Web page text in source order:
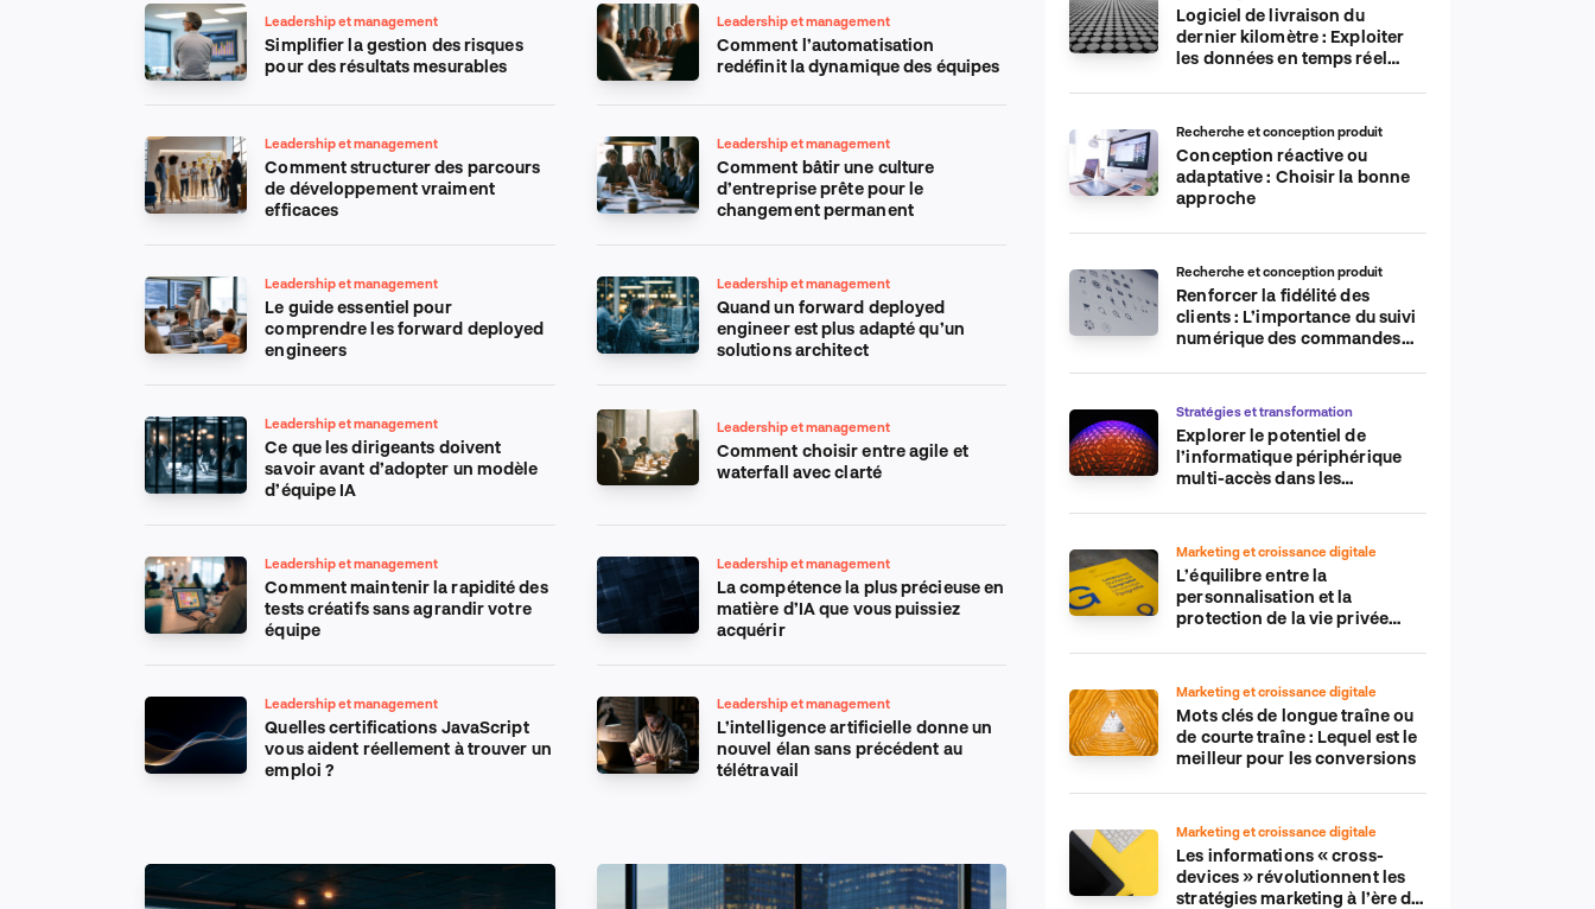
Leadership et management
Simplifier la gestion des risques
pour des résultats mesurables
Leadership et management
Comment l’automatisation
redéfinit la dynamique des équipes
Leadership et management
Comment structurer des parcours
de développement vraiment
efficaces
Leadership et management
Comment bâtir une culture
d’entreprise prête pour le
changement permanent
Leadership et management
Le guide essentiel pour
comprendre les forward deployed
engineers
Leadership et management
Quand un forward deployed
engineer est plus adapté qu’un
solutions architect
Leadership et management
Ce que les dirigeants doivent
savoir avant d’adopter un modèle
d’équipe IA
Leadership et management
Comment choisir entre agile et
waterfall avec clarté
Leadership et management
Comment maintenir la rapidité des
tests créatifs sans agrandir votre
équipe
Leadership et management
La compétence la plus précieuse en
matière d’IA que vous puissiez
acquérir
Leadership et management
Quelles certifications JavaScript
vous aident réellement à trouver un
emploi ?
Leadership et management
L’intelligence artificielle donne un
nouvel élan sans précédent au
télétravail
Logiciel de livraison du
dernier kilomètre : Exploiter
les données en temps réel
Recherche et conception produit
Conception réactive ou
adaptative : Choisir la bonne
approche
Recherche et conception produit
Renforcer la fidélité des
clients : L’importance du suivi
numérique des commandes
commerce électronique
Stratégies et transformation
Explorer le potentiel de
l’informatique périphérique
multi-accès dans les
Marketing et croissance digitale
L’équilibre entre la
personnalisation et la
protection de la vie privée
Marketing et croissance digitale
Mots clés de longue traîne ou
de courte traîne : Lequel est le
meilleur pour les conversions
Marketing et croissance digitale
Les informations « cross-
devices » révolutionnent les
stratégies marketing à l’ère du